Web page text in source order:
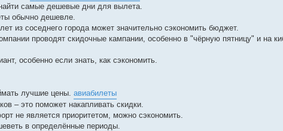
самые дешевые дни для вылета.
обычно дешевле.
из соседнего города может значительно сэкономить бюджет.
проводят скидочные кампании, особенно в "чёрную пятницу" и на
особенно если знать, как сэкономить.
лучшие цены. авиабилеты
– это поможет накапливать скидки.
не является приоритетом, можно сэкономить.
в определённые периоды.